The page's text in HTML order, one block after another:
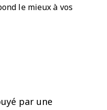
le mieux à vos
par une